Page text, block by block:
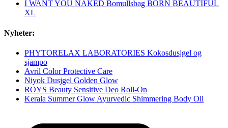
I WANT YOU NAKED Bomullsbag BORN BEAUTIFUL
XL
Nyheter:
PHYTORELAX LABORATORIES Kokosdusjgel og
sjampo
Avril Color Protective Care
Niyok Dusjgel Golden Glow
ROYS Beauty Sensitive Deo Roll-On
Kerala Summer Glow Ayurvedic Shimmering Body Oil